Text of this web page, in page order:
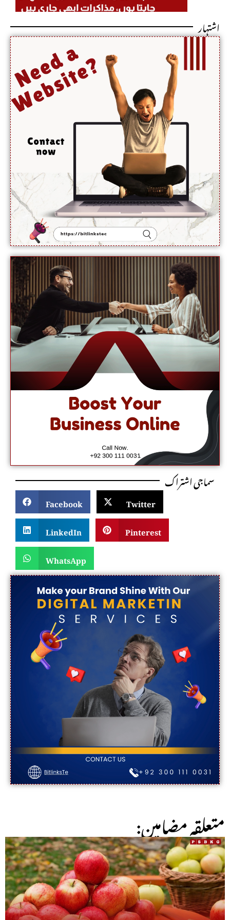
مذاکرات
ہوں
جائے گی
اشتہار
سماجی اشتراک
Facebook
Twitter
LinkedIn
Pinterest
WhatsApp
:متعلقہ مضامین